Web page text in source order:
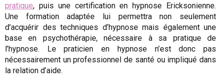
pratique, puis une certification en hypnose Ericksonienne.
Une formation adaptée lui permettra non seulement
d’acquérir des techniques d’hypnose mais également une
base en psychothérapie, nécessaire à sa pratique de
l’hypnose. Le praticien en hypnose n’est donc pas
nécessairement un professionnel de santé ou impliqué dans
la relation d’aide.